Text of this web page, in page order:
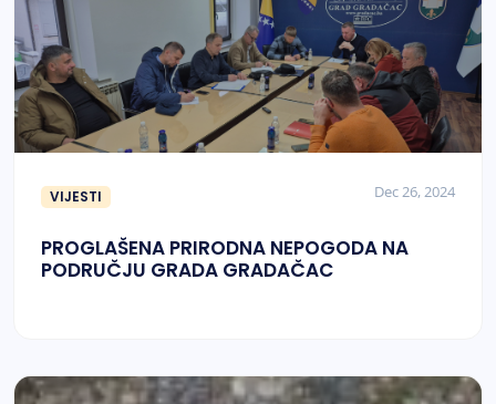
VIJESTI Dec 26, 2024
PROGLAŠENA PRIRODNA NEPOGODA NA
PODRUČJU GRADA GRADAČAC